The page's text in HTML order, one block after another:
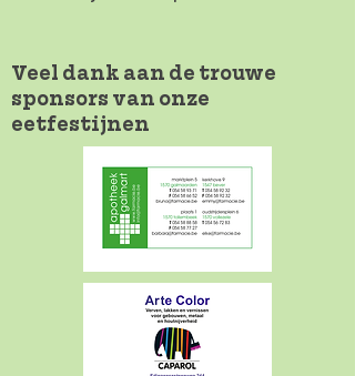
Veel dank aan de trouwe
sponsors van onze
eetfestijnen